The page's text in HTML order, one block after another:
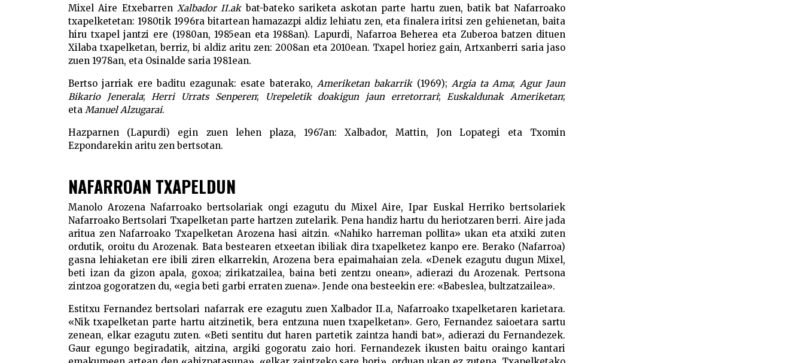
Mixel Aire Etxebarren Xalbador II.akbat-bateko sariketa askotan parte hartu zuen, batik bat Nafarroako
txapelketetan: 1980tik 1996ra bitartean hamazazpi aldiz lehiatu zen, eta finalera iritsi zen gehienetan, baita
hiru txapel jantzi ere (1980an, 1985ean eta 1988an). Lapurdi, Nafarroa Beherea eta Zuberoa batzen dituen
Xilaba txapelketan, berriz, bi aldiz aritu zen: 2008an eta 2010ean. Txapel horiez gain, Artxanberri saria jaso
zuen 1978an, eta Osinalde saria 1981ean.
Bertso jarriak ere baditu ezagunak: esate baterako, Ameriketan bakarrik(1969); Argia ta Ama; Agur Jaun
Bikario Jenerala;Herri Urrats Senperen; Urepeletik doakigun jaun erretorrari;Euskaldunak Ameriketan;
eta Manuel Alzugarai.
Hazparnen (Lapurdi) egin zuen lehen plaza, 1967an: Xalbador, Mattin, Jon Lopategi eta Txomin
Ezpondarekin aritu zen bertsotan.
NAFARROAN TXAPELDUN
Manolo Arozena Nafarroako bertsolariak ongi ezagutu du Mixel Aire, Ipar Euskal Herriko bertsolariek
Nafarroako Bertsolari Txapelketan parte hartzen zutelarik. Pena handiz hartu du heriotzaren berri. Aire jada
aritua zen Nafarroako Txapelketan Arozena hasi aitzin. «Nahiko harreman pollita» ukan eta atxiki zuten
ordutik, oroitu du Arozenak. Bata bestearen etxeetan ibiliak dira txapelketez kanpo ere. Berako (Nafarroa)
gasna lehiaketan ere ibili ziren elkarrekin, Arozena bera epaimahaian zela. «Denek ezagutu dugun Mixel,
beti izan da gizon apala, goxoa; zirikatzailea, baina beti zentzu onean», adierazi du Arozenak. Pertsona
zintzoa gogoratzen du, «egia beti garbi erraten zuena». Jende ona besteekin ere: «Babeslea, bultzatzailea».
Estitxu Fernandez bertsolari nafarrak ere ezagutu zuen Xalbador II.a, Nafarroako txapelketaren karietara.
«Nik txapelketan parte hartu aitzinetik, bera entzuna nuen txapelketan». Gero, Fernandez saioetara sartu
zenean, elkar ezagutu zuten. «Beti sentitu dut haren partetik zaintza handi bat», adierazi du Fernandezek.
Gaur egungo begiradatik, aitzina, argiki gogoratu zaio hori. Fernandezek ikusten baitu oraingo kantari